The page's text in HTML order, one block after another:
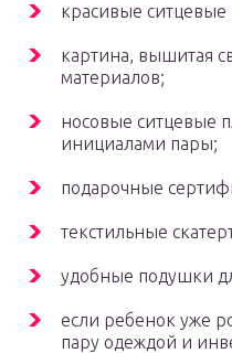
красивые
картина, вышитая
материалов;
носовые ситцевые
инициалами пары;
подарочные
текстильные
удобные подушки
если ребенок уже
пару одеждой и